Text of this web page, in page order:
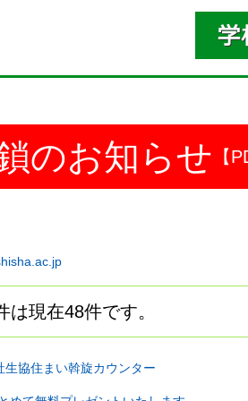
のお知らせ 【
現在48件です。
生協住まい斡旋カウンター